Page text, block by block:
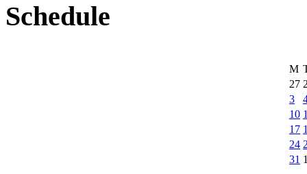
Schedule
M
27
3
10
17
24
31